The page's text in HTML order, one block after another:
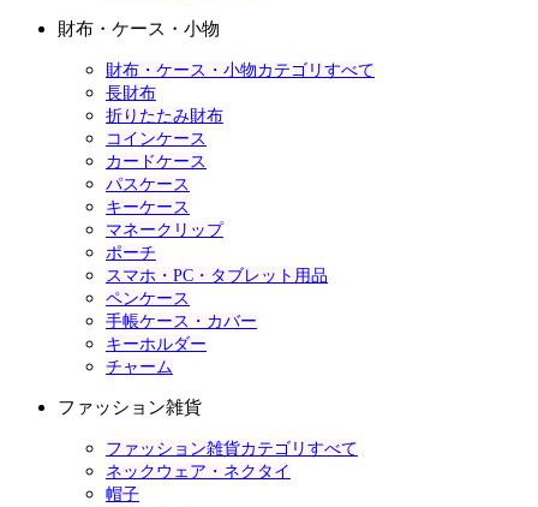
財布・ケース・小物
財布・ケース・小物カテゴリすべて
長財布
折りたたみ財布
コインケース
カードケース
パスケース
キーケース
マネークリップ
ポーチ
スマホ・PC・タブレット用品
ペンケース
手帳ケース・カバー
キーホルダー
チャーム
ファッション雑貨
ファッション雑貨カテゴリすべて
ネックウェア・ネクタイ
帽子